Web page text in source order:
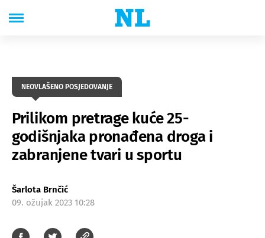
NEOVLAŠENO POSJEDOVANJE
Prilikom pretrage kuće 25-
godišnjaka pronađena droga i
zabranjene tvari u sportu
Šarlota Brnčić
09. ožujak 2023 10:28